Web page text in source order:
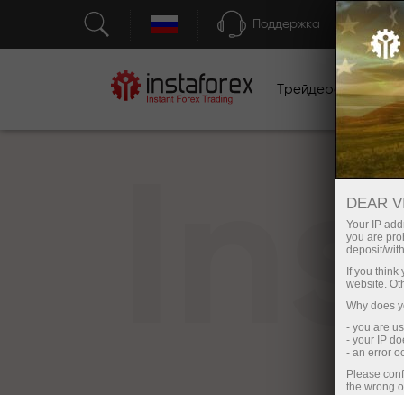
Поддержка
Трейдерам
DEAR
Your IP
you are
deposit/
If you
website.
Why does
- you are
- your IP
- an error
Please
the wrong